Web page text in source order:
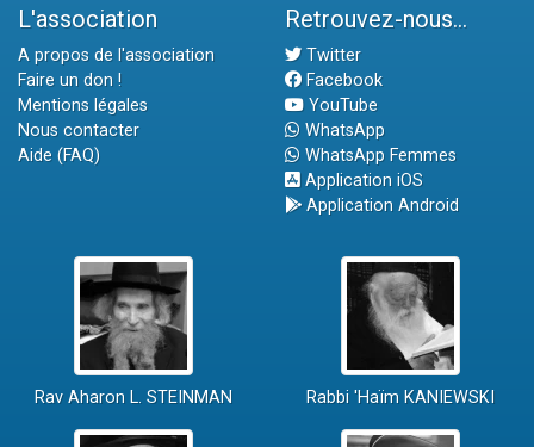
L'association
A propos de l'association
Faire un don !
Mentions légales
Nous contacter
Aide (FAQ)
Retrouvez-nous...
Twitter
Facebook
YouTube
WhatsApp
WhatsApp Femmes
Application iOS
Application Android
Rav Aharon L. STEINMAN Rabbi 'Haïm KANIEWSKI